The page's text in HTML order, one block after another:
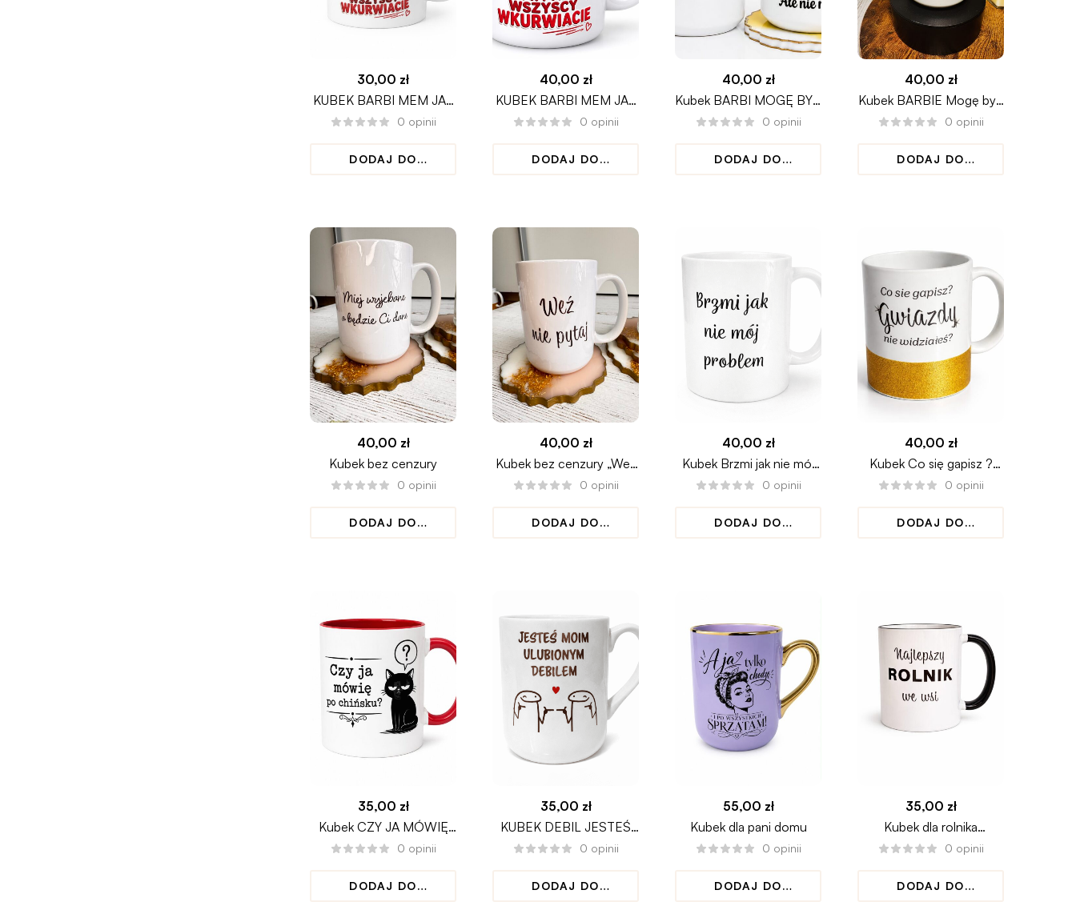
30,00 zł
KUBEK BARBI MEM JAK
WY MNIE WSZYSCY
0 opinii
DODAJ DO
40,00 zł
KUBEK BARBI MEM JAK
WY MNIE WSZYSCY
0 opinii
DODAJ DO
40,00 zł
Kubek BARBI MOGĘ BYĆ
MIŁA ALE NIE MUSZĘ
0 opinii
DODAJ DO
40,00 zł
Kubek BARBIE Mogę być
miła ale nie muszę
0 opinii
DODAJ DO
40,00 zł
Kubek bez cenzury
0 opinii
DODAJ DO
40,00 zł
Kubek bez cenzury „Weź
nie pytaj”
0 opinii
DODAJ DO
40,00 zł
Kubek Brzmi jak nie mój
problem
0 opinii
DODAJ DO
40,00 zł
Kubek Co się gapisz ?
Gwiazdy nie widziałeś
0 opinii
DODAJ DO
35,00 zł
Kubek CZY JA MÓWIĘ
PO CHIŃSKU
0 opinii
DODAJ DO
35,00 zł
KUBEK DEBIL JESTEŚ
MOIM ULUBIONYM
0 opinii
DODAJ DO
55,00 zł
Kubek dla pani domu
0 opinii
DODAJ DO
35,00 zł
Kubek dla rolnika
„Najlepszy rolnik we wsi”
0 opinii
DODAJ DO